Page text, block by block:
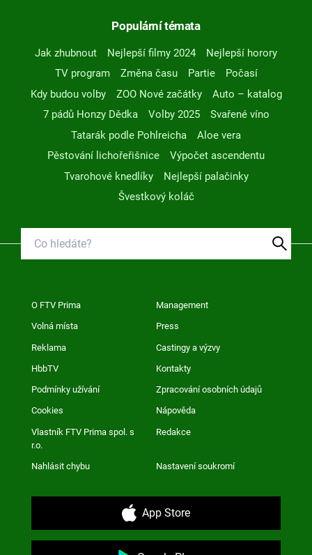
Populární témata
Jak zhubnout Nejlepší filmy 2024
Nejlepší horory
TV program
Změna času Partie
Počasí
Kdy budou volby
ZOO Nové začátky
Auto – katalog
7 pádů Honzy Dědka
Volby 2025
Svařené víno
Tatarák podle Pohlreicha
Aloe vera
Pěstování lichořeřišnice
Výpočet ascendentu
Tvarohové knedlíky
Nejlepší palačinky
Švestkový koláč
O FTV Prima Management
Volná místa Press
Reklama Castingy a výzvy
HbbTV Kontakty
Podmínky užívání Zpracování osobních údajů
Cookies Nápověda
Vlastník FTV Prima spol. s
r.o.
Redakce
Nahlásit chybu Nastavení soukromí
App Store